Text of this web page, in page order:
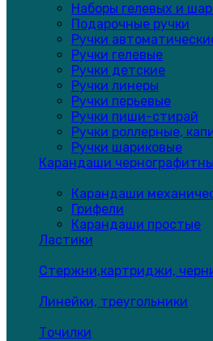
Наборы гелевых и
Подарочные ручки
Ручки
Ручки гелевые
Ручки детские
Ручки линеры
Ручки перьевые
Ручки пиши-стирай
Ручки роллерные,
Ручки шариковые
Карандаши
Карандаши
Грифели
Карандаши простые
Ластики
Стержни,картриджи,
Линейки, треугольники
Точилки